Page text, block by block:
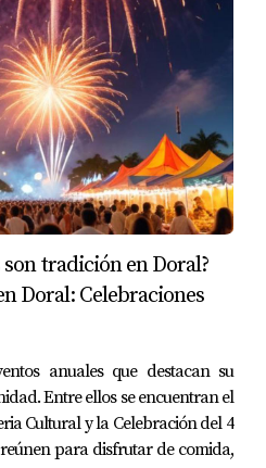
considerando la
Tampa
propiedad en Tampa
un alquiler mensual de
$8,000:
x 12) - $8,000 = $22,000
x 100 = 6.29%
mercados pueden
son tradición en Doral?
Doral: Celebraciones
anuales que destacan su
Entre ellos se encuentran el
Cultural y la Celebración del 4
para disfrutar de comida,